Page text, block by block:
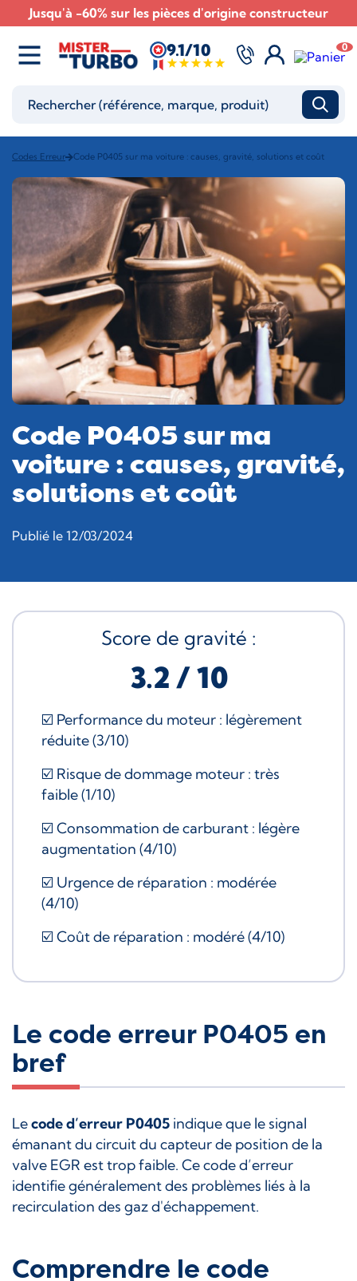
Jusqu'à -60% sur les pièces d'origine constructeur
9.1/10 0
Codes Erreur Code P0405 sur ma voiture : causes, gravité, solutions et coût
Code P0405 sur ma
voiture : causes, gravité,
solutions et coût
Publié le 12/03/2024
Score de gravité :
3.2 / 10
☑️ Performance du moteur : légèrement
réduite (3/10)
☑️ Risque de dommage moteur : très
faible (1/10)
☑️ Consommation de carburant : légère
augmentation (4/10)
☑️ Urgence de réparation : modérée
(4/10)
☑️ Coût de réparation : modéré (4/10)
Le code erreur P0405 en
bref
Lecode d’erreur P0405 indique que le signal
émanant du circuit du capteur de position de la
valve EGR est trop faible. Ce code d’erreur
identifie généralement des problèmes liés à la
recirculation des gaz d'échappement.
Comprendre le code